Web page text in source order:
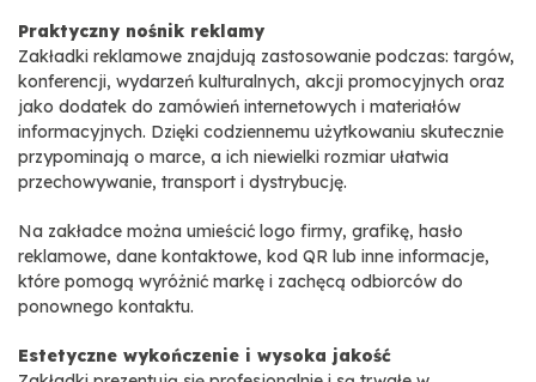
Praktyczny nośnik reklamy
Zakładki reklamowe znajdują zastosowanie podczas: targów,
konferencji, wydarzeń kulturalnych, akcji promocyjnych oraz
jako dodatek do zamówień internetowych i materiałów
informacyjnych. Dzięki codziennemu użytkowaniu skutecznie
przypominają o marce, a ich niewielki rozmiar ułatwia
przechowywanie, transport i dystrybucję.
Na zakładce można umieścić logo firmy, grafikę, hasło
reklamowe, dane kontaktowe, kod QR lub inne informacje,
które pomogą wyróżnić markę i zachęcą odbiorców do
ponownego kontaktu.
Estetyczne wykończenie i wysoka jakość